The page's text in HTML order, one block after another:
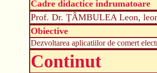
Cadre didactice indrumatoare
Prof. Dr. ŢÂMBULEA Leon,
Obiective
Dezvoltarea aplicatiilor de comert
Continut